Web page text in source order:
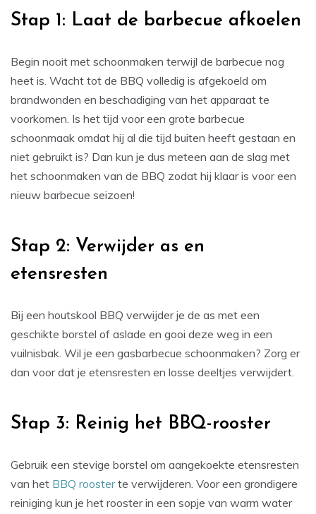
Stap 1: Laat de barbecue afkoelen
Begin nooit met schoonmaken terwijl de barbecue nog
heet is. Wacht tot de BBQ volledig is afgekoeld om
brandwonden en beschadiging van het apparaat te
voorkomen. Is het tijd voor een grote barbecue
schoonmaak omdat hij al die tijd buiten heeft gestaan en
niet gebruikt is? Dan kun je dus meteen aan de slag met
het schoonmaken van de BBQ zodat hij klaar is voor een
nieuw barbecue seizoen!
Stap 2: Verwijder as en
etensresten
Bij een houtskool BBQ verwijder je de as met een
geschikte borstel of aslade en gooi deze weg in een
vuilnisbak. Wil je een gasbarbecue schoonmaken? Zorg er
dan voor dat je etensresten en losse deeltjes verwijdert.
Stap 3: Reinig het BBQ-rooster
Gebruik een stevige borstel om aangekoekte etensresten
van het BBQ roosterte verwijderen. Voor een grondigere
reiniging kun je het rooster in een sopje van warm water